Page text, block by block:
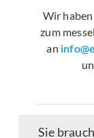
Wir
zum
an
Sie